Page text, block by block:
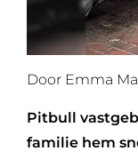
Door Emma
Pitbull
familie hem